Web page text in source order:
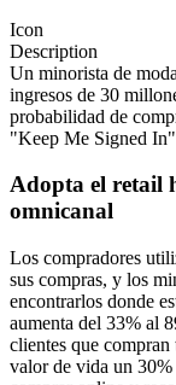
Icon
Description
Un minorista de
ingresos de 30
probabilidad de
"Keep Me Signed
Adopta el retail
omnicanal
Los compradores
sus compras, y los
encontrarlos donde
aumenta del 33% al
clientes que
valor de vida un